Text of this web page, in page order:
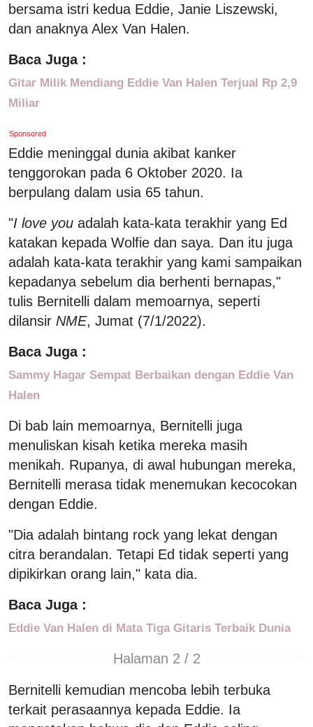
bersama istri kedua Eddie, Janie Liszewski,
dan anaknya Alex Van Halen.
Baca Juga :
Gitar Milik Mendiang Eddie Van Halen Terjual Rp 2,9
Miliar
Sponsored
Eddie meninggal dunia akibat kanker
tenggorokan pada 6 Oktober 2020. Ia
berpulang dalam usia 65 tahun.
"I love you adalah kata-kata terakhir yang Ed
katakan kepada Wolfie dan saya. Dan itu juga
adalah kata-kata terakhir yang kami sampaikan
kepadanya sebelum dia berhenti bernapas,"
tulis Bernitelli dalam memoarnya, seperti
dilansir NME, Jumat (7/1/2022).
Baca Juga :
Sammy Hagar Sempat Berbaikan dengan Eddie Van
Halen
Di bab lain memoarnya, Bernitelli juga
menuliskan kisah ketika mereka masih
menikah. Rupanya, di awal hubungan mereka,
Bernitelli merasa tidak menemukan kecocokan
dengan Eddie.
"Dia adalah bintang rock yang lekat dengan
citra berandalan. Tetapi Ed tidak seperti yang
dipikirkan orang lain," kata dia.
Baca Juga :
Eddie Van Halen di Mata Tiga Gitaris Terbaik Dunia
Halaman 2 / 2
Bernitelli kemudian mencoba lebih terbuka
terkait perasaannya kepada Eddie. Ia